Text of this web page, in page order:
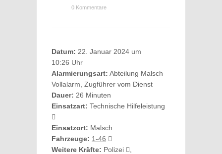
0 Kommentare
Datum: 22. Januar 2024 um
10:26 Uhr
Alarmierungsart: Abteilung Malsch
Vollalarm, Zugführer vom Dienst
Dauer: 26 Minuten
Einsatzart: Technische Hilfeleistung
Einsatzort: Malsch
Fahrzeuge: 1-46
Weitere Kräfte: Polizei